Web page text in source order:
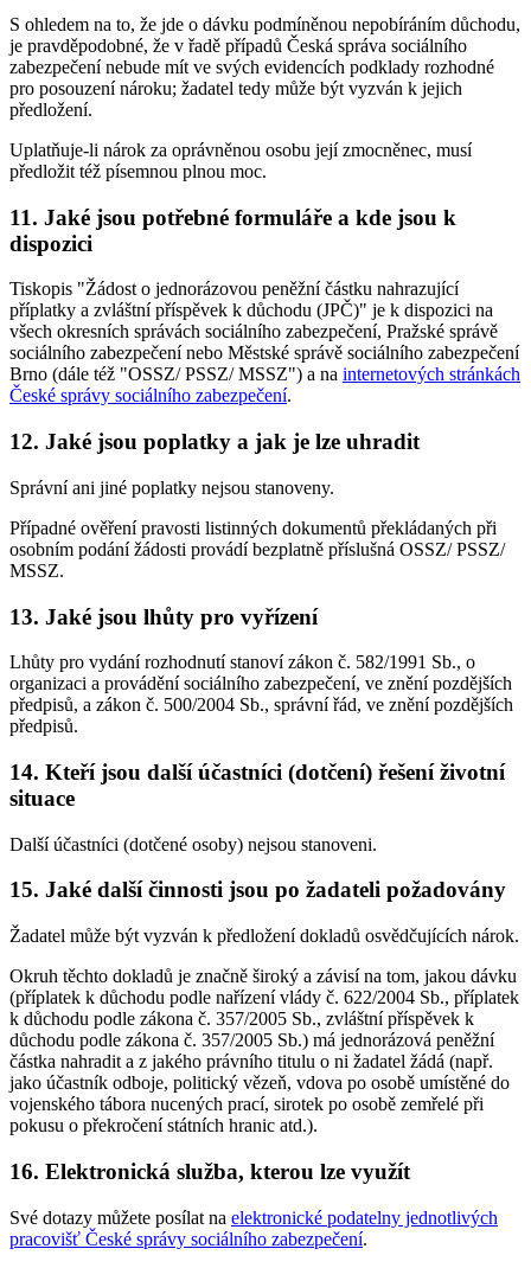
S ohledem na to, že jde o dávku podmíněnou nepobíráním důchodu,
je pravděpodobné, že v řadě případů Česká správa sociálního
zabezpečení nebude mít ve svých evidencích podklady rozhodné
pro posouzení nároku; žadatel tedy může být vyzván k jejich
předložení.
Uplatňuje-li nárok za oprávněnou osobu její zmocněnec, musí
předložit též písemnou plnou moc.
11. Jaké jsou potřebné formuláře a kde jsou k
dispozici
Tiskopis "Žádost o jednorázovou peněžní částku nahrazující
příplatky a zvláštní příspěvek k důchodu (JPČ)" je k dispozici na
všech okresních správách sociálního zabezpečení, Pražské správě
sociálního zabezpečení nebo Městské správě sociálního zabezpečení
Brno (dále též "OSSZ/ PSSZ/ MSSZ") a na internetových stránkách
České správy sociálního zabezpečení.
12. Jaké jsou poplatky a jak je lze uhradit
Správní ani jiné poplatky nejsou stanoveny.
Případné ověření pravosti listinných dokumentů překládaných při
osobním podání žádosti provádí bezplatně příslušná OSSZ/ PSSZ/
MSSZ.
13. Jaké jsou lhůty pro vyřízení
Lhůty pro vydání rozhodnutí stanoví zákon č. 582/1991 Sb., o
organizaci a provádění sociálního zabezpečení, ve znění pozdějších
předpisů, a zákon č. 500/2004 Sb., správní řád, ve znění pozdějších
předpisů.
14. Kteří jsou další účastníci (dotčení) řešení životní
situace
Další účastníci (dotčené osoby) nejsou stanoveni.
15. Jaké další činnosti jsou po žadateli požadovány
Žadatel může být vyzván k předložení dokladů osvědčujících nárok.
Okruh těchto dokladů je značně široký a závisí na tom, jakou dávku
(příplatek k důchodu podle nařízení vlády č. 622/2004 Sb., příplatek
k důchodu podle zákona č. 357/2005 Sb., zvláštní příspěvek k
důchodu podle zákona č. 357/2005 Sb.) má jednorázová peněžní
částka nahradit a z jakého právního titulu o ni žadatel žádá (např.
jako účastník odboje, politický vězeň, vdova po osobě umístěné do
vojenského tábora nucených prací, sirotek po osobě zemřelé při
pokusu o překročení státních hranic atd.).
16. Elektronická služba, kterou lze využít
Své dotazy můžete posílat na elektronické podatelny jednotlivých
pracovišť České správy sociálního zabezpečení.